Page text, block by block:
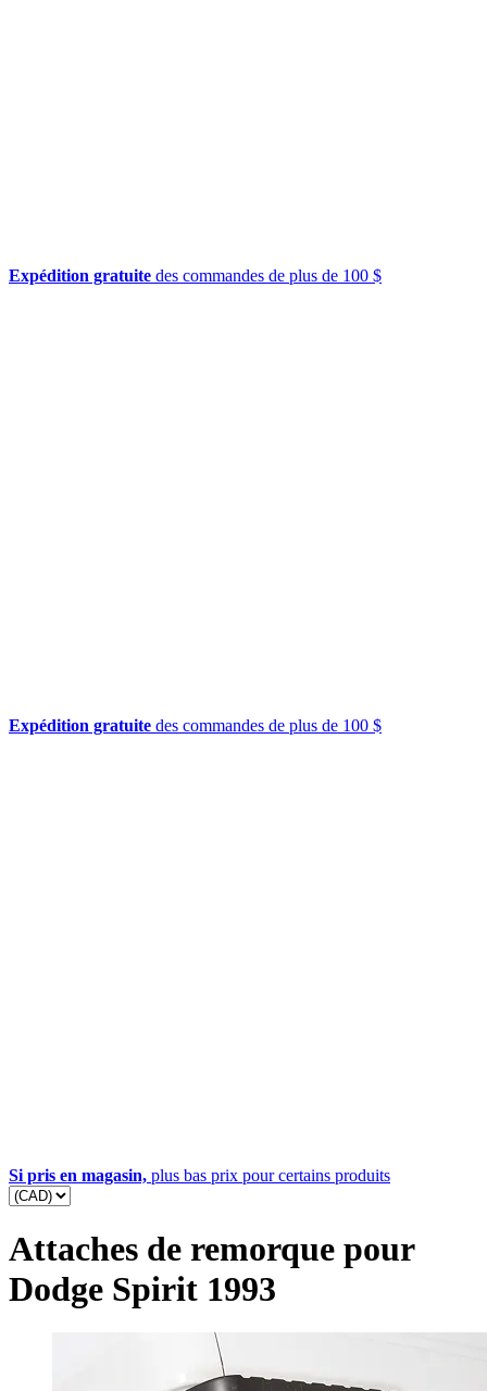
Expédition gratuite des commandes de plus de 100 $
Expédition gratuite des commandes de plus de 100 $
Si pris en magasin, plus bas prix pour certains produits
Attaches de remorque pour
Dodge Spirit 1993